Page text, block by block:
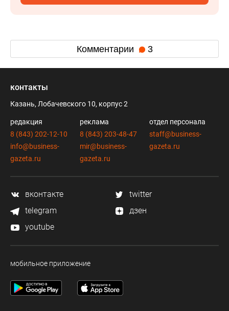
Комментарии 3
контакты
Казань, Лобачевского 10, корпус 2
редакция
8 (843) 202-12-10
info@business-
gazeta.ru
реклама
8 (843) 203-48-47
mir@business-
gazeta.ru
отдел персонала
staff@business-
gazeta.ru
вконтакте
twitter
telegram
дзен
youtube
мобильное приложение